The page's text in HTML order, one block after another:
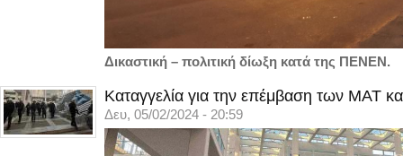
Δικαστική – πολιτική δίωξη κατά της ΠΕΝΕΝ.
Καταγγελία για την επέμβαση των ΜΑΤ
Δευ, 05/02/2024 - 20:59